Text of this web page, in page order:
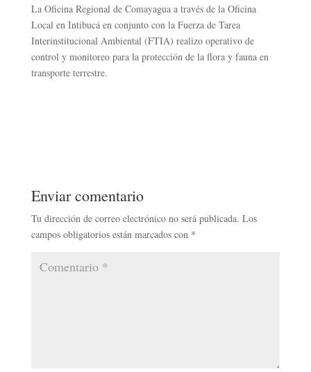
La Oficina Regional de Comayagua a través de la Oficina
Local en Intibucá en conjunto con la Fuerza de Tarea
Interinstitucional Ambiental (FTIA) realizo operativo de
control y monitoreo para la protección de la flora y fauna en
transporte terrestre.
Enviar comentario
Tu dirección de correo electrónico no será publicada. Los
campos obligatorios están marcados con *